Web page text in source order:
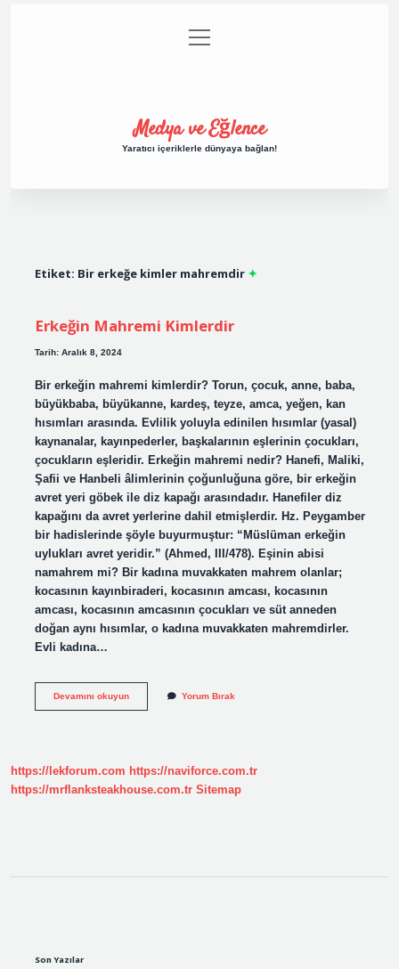
Gizlilik Politikası
menüyü
aç
Medya ve Eğlence
Yaratıcı içeriklerle dünyaya bağlan!
Etiket: Bir erkeğe kimler mahremdir
Erkeğin Mahremi Kimlerdir
Tarih: Aralık 8, 2024
Bir erkeğin mahremi kimlerdir? Torun, çocuk, anne, baba,
büyükbaba, büyükanne, kardeş, teyze, amca, yeğen, kan
hısımları arasında. Evlilik yoluyla edinilen hısımlar (yasal)
kaynanalar, kayınpederler, başkalarının eşlerinin çocukları,
çocukların eşleridir. Erkeğin mahremi nedir? Hanefi, Maliki,
Şafii ve Hanbeli âlimlerinin çoğunluğuna göre, bir erkeğin
avret yeri göbek ile diz kapağı arasındadır. Hanefiler diz
kapağını da avret yerlerine dahil etmişlerdir. Hz. Peygamber
bir hadislerinde şöyle buyurmuştur: “Müslüman erkeğin
uylukları avret yeridir.” (Ahmed, III/478). Eşinin abisi
namahrem mi? Bir kadına muvakkaten mahrem olanlar;
kocasının kayınbiraderi, kocasının amcası, kocasının
amcası, kocasının amcasının çocukları ve süt anneden
doğan aynı hısımlar, o kadına muvakkaten mahremdirler.
Evli kadına…
Devamını okuyunErkeğin
Yorum Bırak
https://lekforum.com https://naviforce.com.tr
https://mrflanksteakhouse.com.tr Sitemap
Son Yazılar